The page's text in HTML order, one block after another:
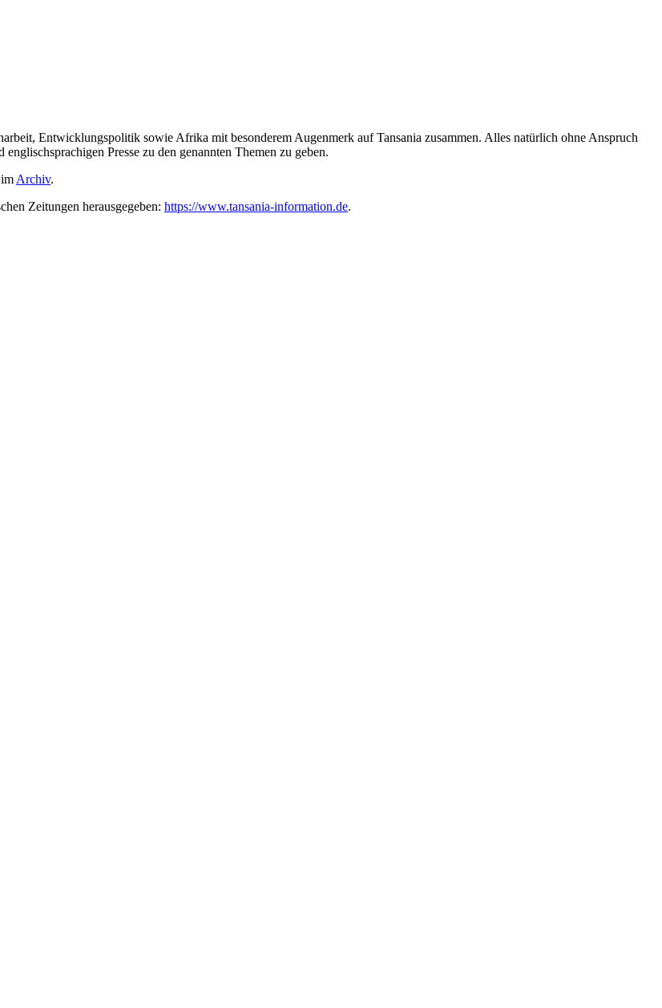
Entwicklungspolitik sowie Afrika mit besonderem Augenmerk auf Tansania zusammen. Alles natürlich ohne Anspruch
Presse zu den genannten Themen zu geben.
Archiv.
Zeitungen herausgegeben: https://www.tansania-information.de.